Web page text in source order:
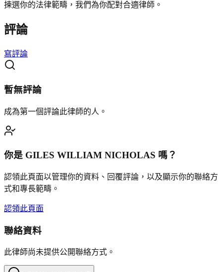
揀選你的法律範疇，我們為你配對合適律師。
評論
寫評論
暫無評論
成為第一個評論此律師的人。
你是 GILES WILLIAM NICHOLAS 嗎？
認領此頁面以管理你的資料、回覆評論，以及顯示你的聯絡方
式和專長範疇。
認領此頁面
聯絡資料
此律師尚未提供公開聯絡方式。